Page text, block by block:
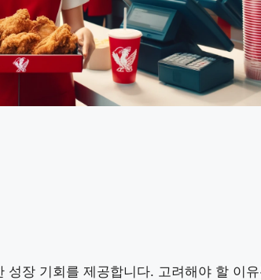
장 기회를 제공합니다. 고려해야 할 이